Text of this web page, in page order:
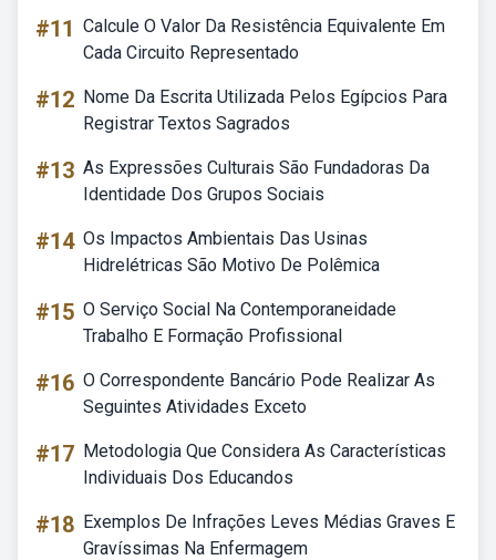
#11 Calcule O Valor Da Resistência Equivalente Em
Cada Circuito Representado
#12 Nome Da Escrita Utilizada Pelos Egípcios Para
Registrar Textos Sagrados
#13 As Expressões Culturais São Fundadoras Da
Identidade Dos Grupos Sociais
#14 Os Impactos Ambientais Das Usinas
Hidrelétricas São Motivo De Polêmica
#15 O Serviço Social Na Contemporaneidade
Trabalho E Formação Profissional
#16 O Correspondente Bancário Pode Realizar As
Seguintes Atividades Exceto
#17 Metodologia Que Considera As Características
Individuais Dos Educandos
#18 Exemplos De Infrações Leves Médias Graves E
Gravíssimas Na Enfermagem